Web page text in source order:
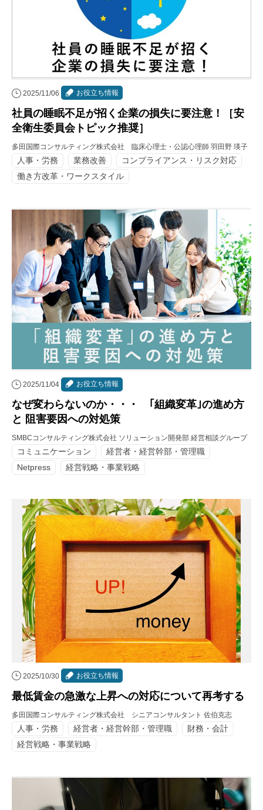
2025/11/06 お役立ち情報
社員の睡眠不足が招く企業の損失に要注意！［安
全衛生委員会トピック推奨］
多田国際コンサルティング株式会社 臨床心理士・公認心理師 羽田野 瑛子
人事・労務 業務改善
コンプライアンス・リスク対応
働き方改革・ワークスタイル
2025/11/04 お役立ち情報
なぜ変わらないのか・・・ ｢組織変革｣の進め方
と 阻害要因への対処策
SMBCコンサルティング株式会社 ソリューション開発部 経営相談グループ
コミュニケーション
経営者・経営幹部・管理職
Netpress
経営戦略・事業戦略
2025/10/30 お役立ち情報
最低賃金の急激な上昇への対応について再考する
多田国際コンサルティング株式会社 シニアコンサルタント 佐伯克志
人事・労務 経営者・経営幹部・管理職
財務・会計
経営戦略・事業戦略